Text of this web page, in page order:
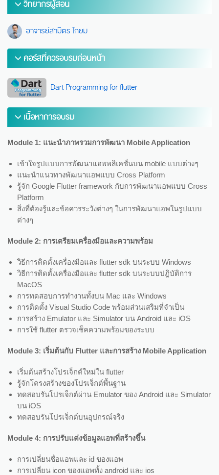
วิทยากรผู้สอน
อาจารย์สามิตร โกยม
คอร์สที่ควรอบรมก่อนหน้า
Dart Programming for flutter
เนื้อหาการอบรม
Module 1: แนะนำภาพรวมการพัฒนา Mobile Application
เข้าใจรูปแบบการพัฒนาแอพพลิเคชั่นบน mobile แบบต่างๆ
แนะนำแนวทางพัฒนาแอพแบบ Cross Platform
รู้จัก Google Flutter framework กับการพัฒนาแอพแบบ Cross
Platform
สิ่งที่ต้องรู้และข้อควรระวังต่างๆ ในการพัฒนาแอพในรูปแบบ
ต่างๆ
Module 2: การเตรียมเครื่องมือและความพร้อม
วิธีการติดตั้งเครื่องมือและ flutter sdk บนระบบ Windows
วิธีการติดตั้งเครื่องมือและ flutter sdk บนระบบปฎิบัติการ
MacOS
การทดสอบการทำงานทั้งบน Mac และ Windows
การติดตั้ง Visual Studio Code พร้อมส่วนเสริมที่จำเป็น
การสร้าง Emulator และ Simulator บน Android และ iOS
การใช้ flutter ตรวจเช็คความพร้อมของระบบ
Module 3: เริ่มต้นกับ Flutter และการสร้าง Mobile Application
เริ่มต้นสร้างโปรเจ็กต์ใหม่ใน flutter
รู้จักโครงสร้างของโปรเจ็กต์พื้นฐาน
ทดสอบรันโปรเจ็กต์ผ่าน Emulator ของ Android และ Simulator
บน iOS
ทดสอบรันโปรเจ็กต์บนอุปกรณ์จริง
Module 4: การปรับแต่งข้อมูลแอพที่สร้างขึ้น
การเปลี่ยนชื่อแอพและ id ของแอพ
การเปลี่ยน icon ของแอพทั้ง android และ ios